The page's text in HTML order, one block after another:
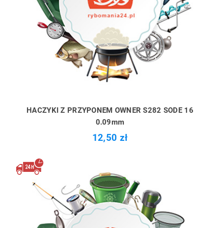
HACZYKI Z PRZYPONEM OWNER S282 SODE 16
0.09mm
12,50 zł